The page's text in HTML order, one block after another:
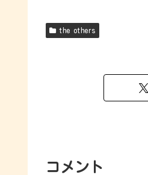
the others
コメント